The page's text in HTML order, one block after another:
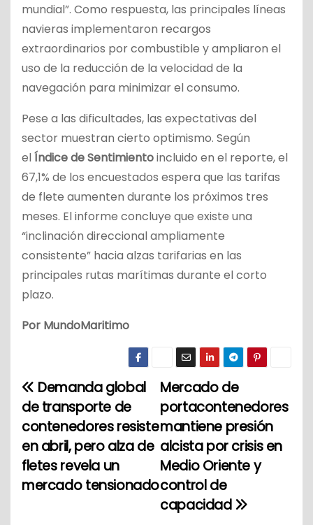
mundial”. Como respuesta, las principales líneas
navieras implementaron recargos
extraordinarios por combustible y ampliaron el
uso de la reducción de la velocidad de la
navegación para minimizar el consumo.
Pese a las dificultades, las expectativas del
sector muestran cierto optimismo. Según
elÍndice de Sentimientoincluido en el reporte, el
67,1% de los encuestados espera que las tarifas
de flete aumenten durante los próximos tres
meses. El informe concluye que existe una
“inclinación direccional ampliamente
consistente” hacia alzas tarifarias en las
principales rutas marítimas durante el corto
plazo.
Por MundoMaritimo
N
a
v
e
Mercado de
portacontenedores
mantiene presión
alcista por crisis en
Medio Oriente y
control de
capacidad
Demanda global
de transporte de
contenedores resiste
en abril, pero alza de
fletes revela un
mercado tensionado